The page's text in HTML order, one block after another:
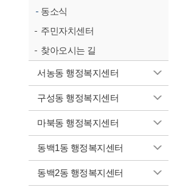
동소식
주민자치센터
찾아오시는 길
서농동 행정복지센터
구성동 행정복지센터
마북동 행정복지센터
동백1동 행정복지센터
동백2동 행정복지센터